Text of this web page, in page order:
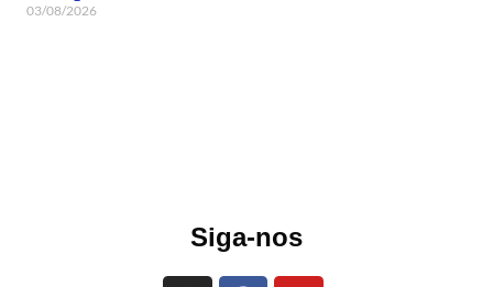
03/08/2026
Siga-nos